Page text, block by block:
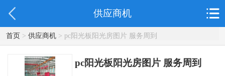
供应商机
首页> 供应商机> pc阳光板阳光房图片 服务周到
pc阳光板阳光房图片 服务周到